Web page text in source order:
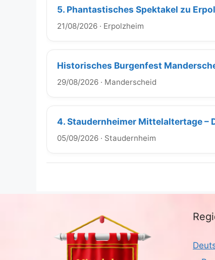
5. Phantastisches Spektakel zu
21/08/2026 · Erpolzheim
Historisches Burgenfest
29/08/2026 · Manderscheid
4. Staudernheimer Mittelaltertage –
05/09/2026 · Staudernheim